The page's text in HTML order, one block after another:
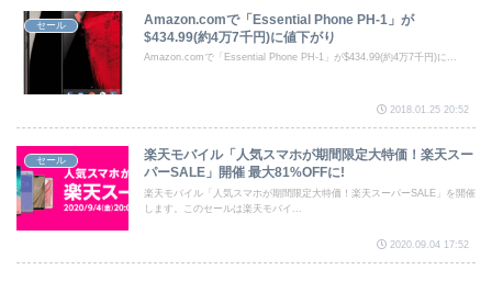
セール
Amazon.comで「Essential Phone PH-1」が
$434.99(約4万7千円)に値下がり
Amazon.comで「Essential Phone PH-1」が$434.99(約4万7千円)に...
2018.01.25 20:52
セール
楽天モバイル「人気スマホが期間限定大特価！楽天スー
パーSALE」開催 最大81%OFFに!
楽天モバイル「人気スマホが期間限定大特価！楽天スーパーSALE」を開催
します。このセールは楽天モバイ...
2020.09.04 17:52